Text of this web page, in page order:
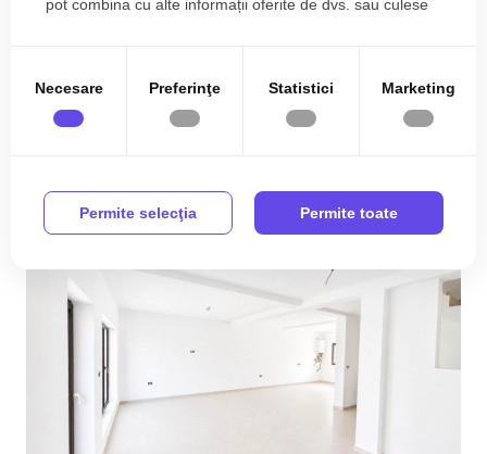
6 300.00 m 2
pot combina cu alte informații oferite de dvs. sau culese
Necesare Preferinţe Statistici Marketing
Permite selecţia Permite toate